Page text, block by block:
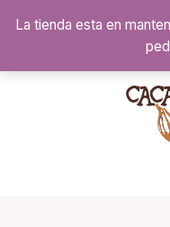
La tienda esta en